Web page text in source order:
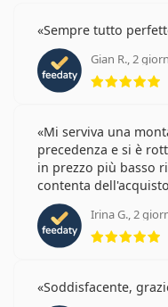
Sempre tutto
Gian R., 2
Mi serviva una
precedenza e si è
in prezzo più basso
contenta
Irina G., 2
Soddisfacente,